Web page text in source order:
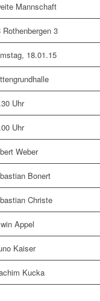
Mannschaft
Rothenbergen 3
18.01.15
Uhr
Uhr
Weber
Bonert
Christe
Appel
Kaiser
Kucka